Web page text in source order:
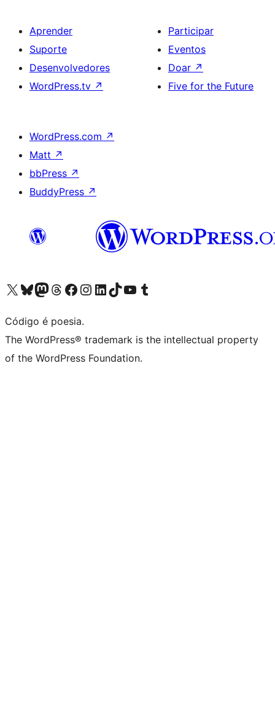
Aprender
Suporte
Desenvolvedores
WordPress.tv ↗
Participar
Eventos
Doar ↗
Five for the Future
WordPress.com ↗
Matt ↗
bbPress ↗
BuddyPress ↗
Acessar nossa conta do X (antigo Twitter)
Acessar nossa conta do Bluesky
Acessar nossa conta do Mastodon
Acessar nossa conta do Threads
Acessar nossa página do Facebook
Acessar nossa conta do Instagram
Acessar nossa conta do LinkedIn
Acessar nossa conta do TikTok
Acessar nosso canal do YouTube
Acessar nossa conta no Tumblr
Código é poesia.
The WordPress® trademark is the intellectual property
of the WordPress Foundation.